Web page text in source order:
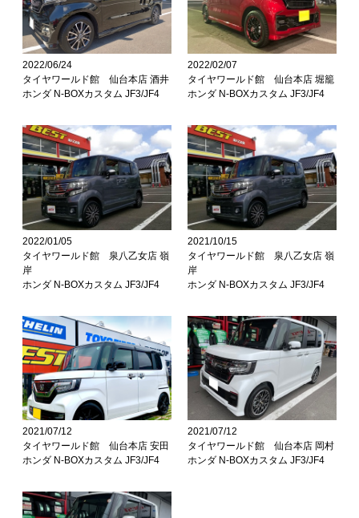
2022/06/24
タイヤワールド館 仙台本店 酒井
ホンダ N-BOXカスタム JF3/JF4
2022/02/07
タイヤワールド館 仙台本店 堀籠
ホンダ N-BOXカスタム JF3/JF4
2022/01/05
タイヤワールド館 泉八乙女店 嶺
岸
ホンダ N-BOXカスタム JF3/JF4
2021/10/15
タイヤワールド館 泉八乙女店 嶺
岸
ホンダ N-BOXカスタム JF3/JF4
2021/07/12
タイヤワールド館 仙台本店 安田
ホンダ N-BOXカスタム JF3/JF4
2021/07/12
タイヤワールド館 仙台本店 岡村
ホンダ N-BOXカスタム JF3/JF4